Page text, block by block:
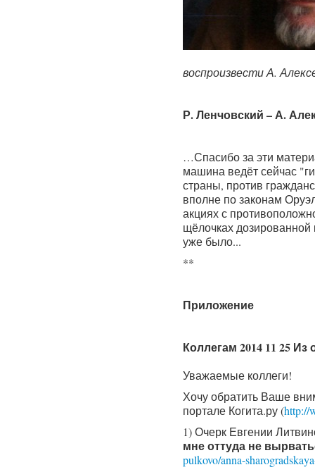
воспроизвести А.
Р. Ленчовский – А.
…Спасибо за эти
машина ведёт сейчас
страны, против
вполне по законам
акциях с
щёлочках дозированной
уже было...
**
Приложение
Коллегам 2014 11 25
Уважаемые коллеги!
Хочу обратить Ваше
портале Когита.ру (http://
1) Очерк Евгении
мне оттуда не
pulkovo/anna-